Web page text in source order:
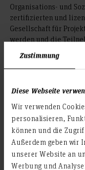
Zustimmung
Diese Webseite
Wir verwenden
personalisieren,
können und die
Außerdem geben wir
unserer Website an
Werbung und
Organisations- und
zertifizierten und
Gesellschaft für
werden und die
die national und
bzw. C / B führen dürfen.
Wie kann ich
Die Teilnahme an der
Bitte melden Sie sich
Weitere
Sie hier.